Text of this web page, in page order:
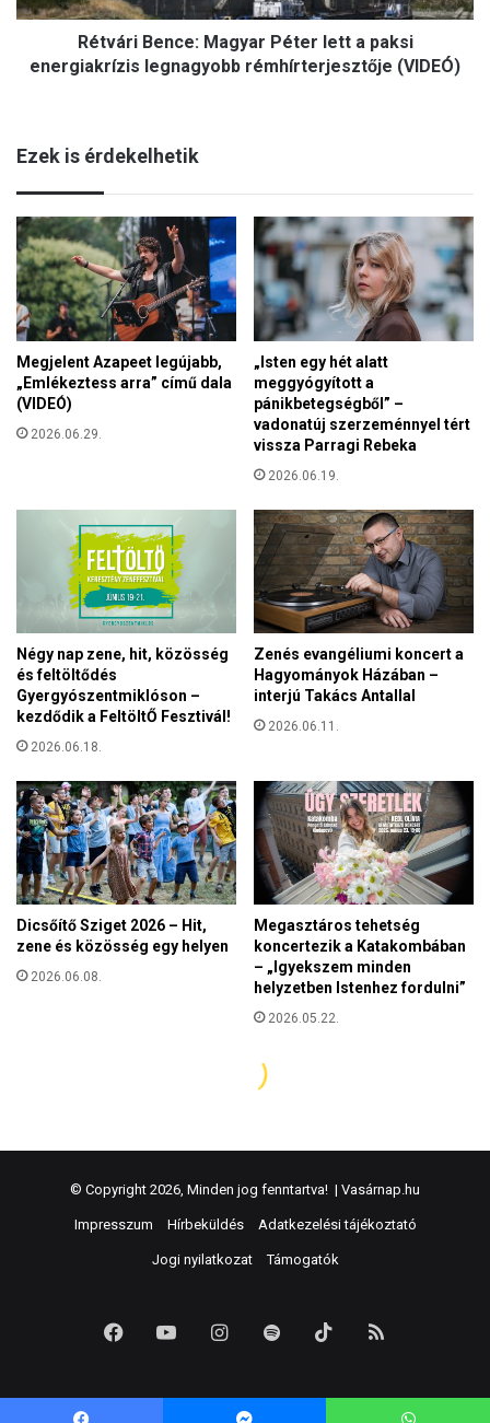
© Copyright 2026, Minden jog fenntartva! | Vasárnap.hu
Impresszum Hírbeküldés Adatkezelési tájékoztató
Jogi nyilatkozat Támogatók
FacebookYouTubeInstagram
Spotify TikTok